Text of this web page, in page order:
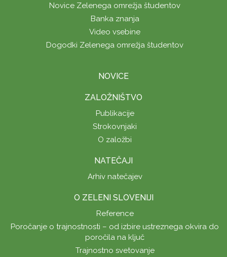
Novice Zelenega omrežja študentov
Banka znanja
Video vsebine
Dogodki Zelenega omrežja študentov
NOVICE
ZALOŽNIŠTVO
Publikacije
Strokovnjaki
O založbi
NATEČAJI
Arhiv natečajev
O ZELENI SLOVENIJI
Reference
Poročanje o trajnostnosti – od izbire ustreznega okvira do
poročila na ključ
Trajnostno svetovanje